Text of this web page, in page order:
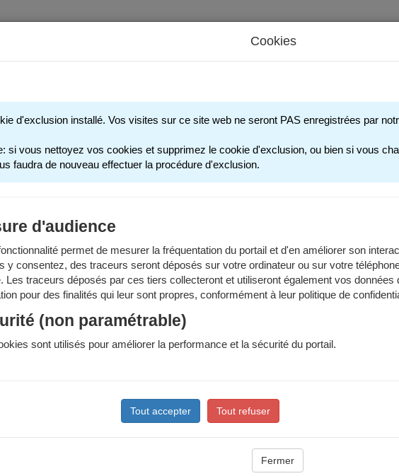
FAMILLE
scolaire - Accueils périscolaires - Restauration scolaire - Sports
Cookies
d'exclusion installé. Vos visites sur ce site web ne seront PAS enregistrées par
si vous nettoyez vos cookies et supprimez le cookie d'exclusion, ou bien si vous
faudra de nouveau effectuer la procédure d'exclusion.
d'audience
permet de mesurer la fréquentation du portail et d'en améliorer son
y consentez, des traceurs seront déposés sur votre ordinateur ou sur votre
Les traceurs déposés par ces tiers collecteront et utiliseront également vos données
pour des finalités qui leur sont propres, conformément à leur politique de
(non paramétrable)
sont utilisés pour améliorer la performance et la sécurité du portail.
Tout accepter Tout refuser
Fermer